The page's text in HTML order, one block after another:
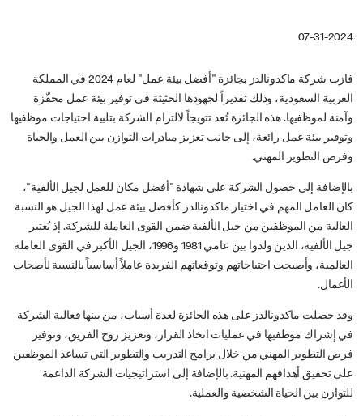
07-31-2024
فازت شركة ماكدونالدز بجائزة "أفضل بيئة عمل" لعام 2024 في المملكة
العربية السعودية، وذلك تقديراً لجهودها الحثيثة في توفير بيئة عمل محفّزة
وآمنة لموظفيها. هذه الجائزة تُعد تتويجاً لالتزام الشركة بتلبية احتياجات موظفيها
وتوفير بيئة عمل رائعة، إلى جانب تعزيز مبادرات التوازن بين العمل والحياة
وفرص التطوير المهني.
بالإضافة إلى حصول الشركة على شهادة "أفضل مكان للعمل لجيل الألفية"،
كان العامل المهم في اختيار ماكدونالدز كأفضل بيئة عمل لهذا الجيل هو النسبة
العالية من الموظفين من جيل الألفية ضمن القوى العاملة للشركة. إذ يُعتبر
جيل الألفية، الذين ولدوا بين عامي 1981 و1996، الجيل الأكبر في القوى العاملة
العالمية، وأصبحت احتياجاتهم وتوقعاتهم الفريدة عاملاً أساسياً بالنسبة لأصحاب
الأعمال.
وقد حصلت ماكدونالدز على هذه الجائزة لعدة أسباب، من بينها فعالية الشركة
في إشراك موظفيها في عمليات اتخاذ القرار، وتعزيز روح الفريق، وتوفير
فرص التطوير المهني من خلال برامج التدريب والتطوير التي تساعد الموظفين
على تحقيق أهدافهم المهنية. بالإضافة إلى استراتيجيات الشركة الداعمة
للتوازن بين الحياة الشخصية والعملية.